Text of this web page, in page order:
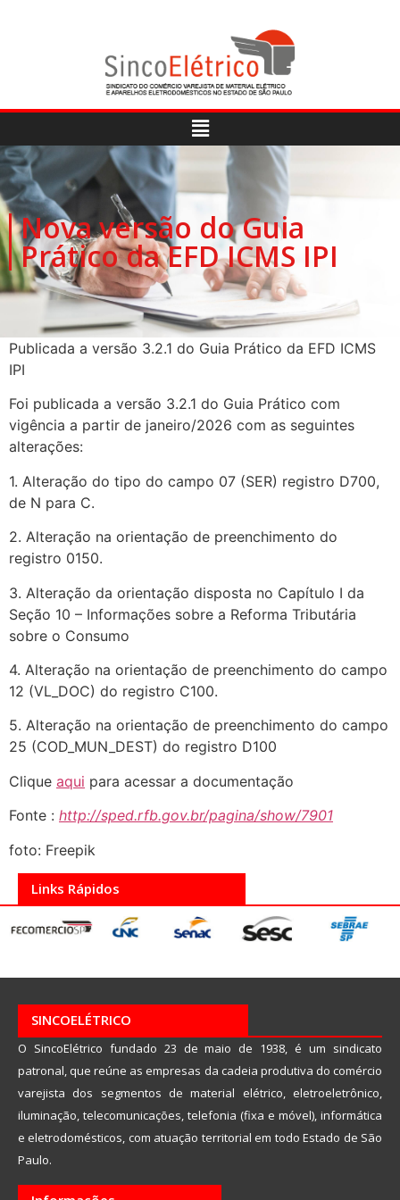
Nova versão do Guia
Prático da EFD ICMS IPI
Publicada a versão 3.2.1 do Guia Prático da EFD ICMS
IPI
Foi publicada a versão 3.2.1 do Guia Prático com
vigência a partir de janeiro/2026 com as seguintes
alterações:
1. Alteração do tipo do campo 07 (SER) registro D700,
de N para C.
2. Alteração na orientação de preenchimento do
registro 0150.
3. Alteração da orientação disposta no Capítulo I da
Seção 10 – Informações sobre a Reforma Tributária
sobre o Consumo
4. Alteração na orientação de preenchimento do campo
12 (VL_DOC) do registro C100.
5. Alteração na orientação de preenchimento do campo
25 (COD_MUN_DEST) do registro D100
Clique aqui para acessar a documentação
Fonte : http://sped.rfb.gov.br/pagina/show/7901
foto: Freepik
Links Rápidos
SINCOELÉTRICO
O SincoElétrico fundado 23 de maio de 1938, é um sindicato
patronal, que reúne as empresas da cadeia produtiva do comércio
varejista dos segmentos de material elétrico, eletroeletrônico,
iluminação, telecomunicações, telefonia (fixa e móvel), informática
e eletrodomésticos, com atuação territorial em todo Estado de São
Paulo.